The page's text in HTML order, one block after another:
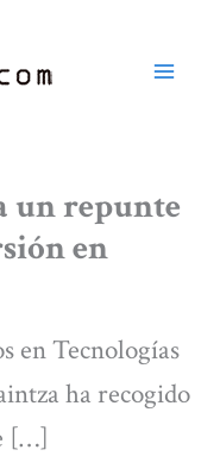
un repunte
en
en Tecnologías
ha recogido
[…]